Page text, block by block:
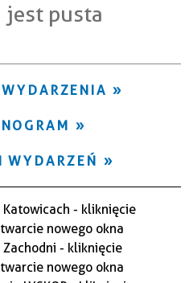
jest pusta
WYDARZEŃ